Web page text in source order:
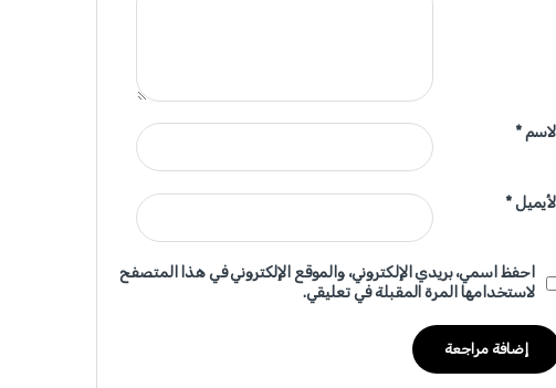
الاسم*
الأيميل*
احفظ اسمي، بريدي الإلكتروني، والموقع الإلكتروني في هذا المتصفح
لاستخدامها المرة المقبلة في تعليقي.